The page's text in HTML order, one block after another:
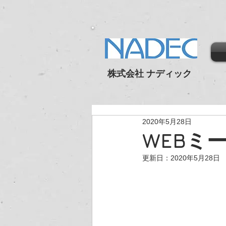
株式会社 ナディック
WEBミ
2020年5月28日
更新日： 2020年5月28日